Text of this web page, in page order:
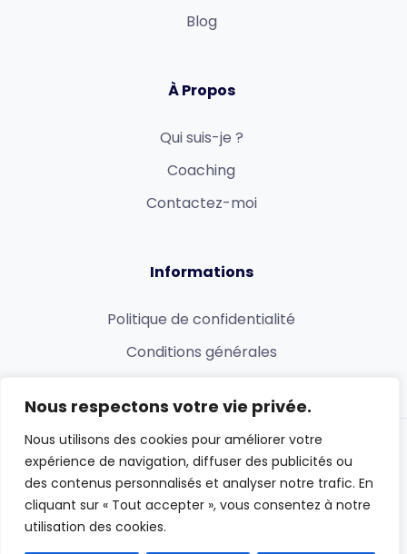
Nous respectons votre vie privée.
Nous utilisons des cookies pour améliorer votre
expérience de navigation, diffuser des publicités ou
des contenus personnalisés et analyser notre trafic. En
cliquant sur « Tout accepter », vous consentez à notre
utilisation des cookies.
Blog
À Propos
Qui suis-je ?
Coaching
Contactez-moi
Informations
Politique de confidentialité
Conditions générales
PARTENAIRES :Chaine de Fadel
HERBAL RELAX : Santé & Relaxation